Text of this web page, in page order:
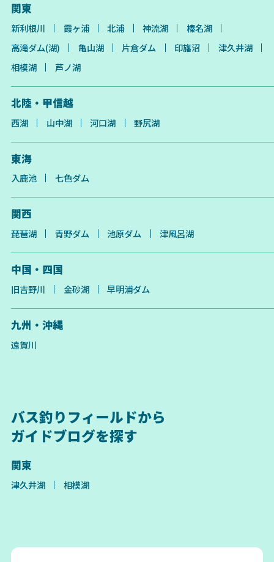
関東
新利根川 霞ヶ浦 北浦 神流湖
榛名湖
高滝ダム(湖)
亀山湖 片倉ダム 印旛沼
津久井湖
相模湖
芦ノ湖
北陸・甲信越
西湖 山中湖 河口湖 野尻湖
東海
入鹿池 七色ダム
関西
琵琶湖 青野ダム 池原ダム 津風呂湖
中国・四国
旧吉野川 金砂湖 早明浦ダム
九州・沖縄
遠賀川
バス釣りフィールドから
ガイドブログを探す
関東
津久井湖 相模湖